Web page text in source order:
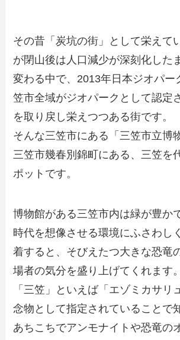
その昔「炭坑の街」として栄えて
が閉山後は人口減少が深刻化した
変わる中で、2013年日本ジオパー
笠市全域がジオパークとして認定
を取り戻し栄えつつある街です。
そんな三笠市にある「三笠市立博
三笠市幾春別錦町にある、三笠を
ポットです。
博物館がある三笠市内は緑が豊か
時代を想像させる環境にふさわし
着すると、そびえたつ大きな恐竜
場者の気分を盛り上げてくれます。
「三笠」といえば「エゾミカサリ
念物として指定されていることで
あちこちでアンモナイトや恐竜の